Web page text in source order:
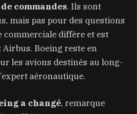
commandes. Ils sont
mais pas pour des questions
commerciale diffère et est
Boeing reste en
les avions destinés au long-
aéronautique.
a changé, remarque